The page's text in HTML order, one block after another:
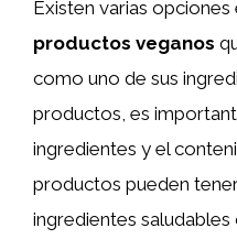
Existen varias
productos veganos
como uno de sus
productos, es
ingredientes y el
productos pueden
ingredientes